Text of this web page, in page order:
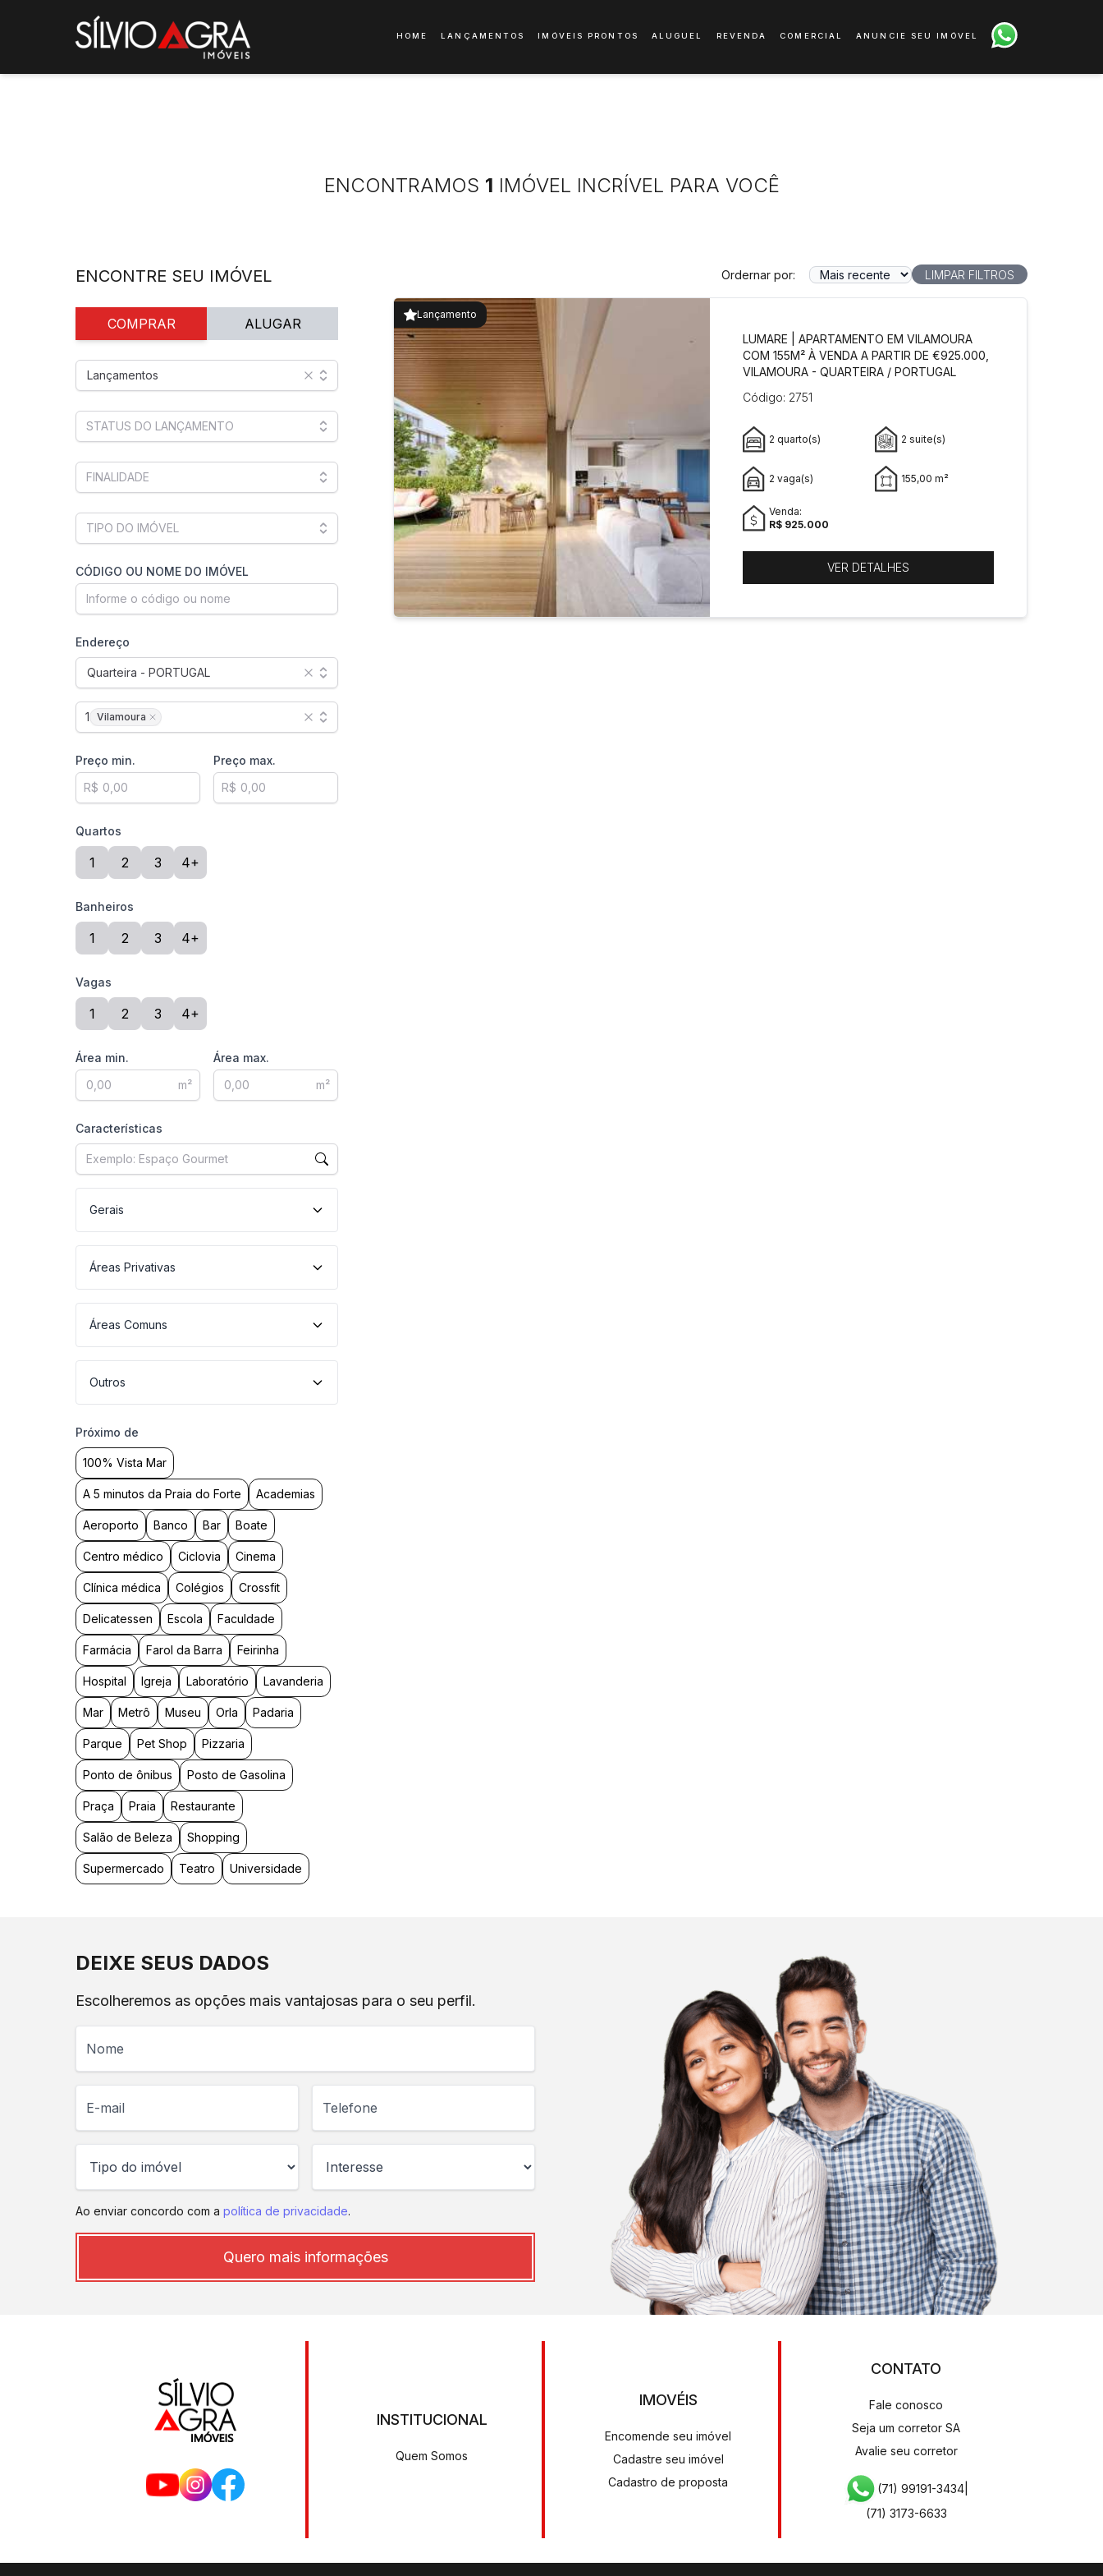
HOME LANÇAMENTOS IMÓVEIS PRONTOS ALUGUEL REVENDA COMERCIAL ANUNCIE SEU IMÓVEL
ENCONTRAMOS 1 IMÓVEL INCRÍVEL PARA VOCÊ
ENCONTRE SEU IMÓVEL
COMPRAR ALUGAR
Lançamentos
CÓDIGO OU NOME DO IMÓVEL
Endereço
Quarteira - PORTUGAL
1 Vilamoura
Preço min.
R$
Preço max.
R$
Quartos
1 2 3 4+
Banheiros
1 2 3 4+
Vagas
1 2 3 4+
Área min.
m²
Área max.
m²
Características
Gerais
Áreas Privativas
Áreas Comuns
Outros
Próximo de
100% Vista Mar
A 5 minutos da Praia do Forte Academias
Aeroporto Banco Bar Boate
Centro médico Ciclovia Cinema
Clínica médica Colégios Crossfit
Delicatessen Escola Faculdade
Farmácia Farol da Barra Feirinha
Hospital Igreja Laboratório Lavanderia
Mar Metrô Museu Orla Padaria
Parque Pet Shop Pizzaria
Ponto de ônibus Posto de Gasolina
Praça Praia Restaurante
Salão de Beleza Shopping
Supermercado Teatro Universidade
Ordernar por: LIMPAR FILTROS
Lançamento
LUMARE | APARTAMENTO EM VILAMOURA
COM 155M² À VENDA A PARTIR DE €925.000,
VILAMOURA - QUARTEIRA / PORTUGAL
Código: 2751
2 quarto(s) 2 suite(s)
2 vaga(s) 155,00 m²
Venda:
R$ 925.000
VER DETALHES
DEIXE SEUS DADOS
Escolheremos as opções mais vantajosas para o seu perfil.
Ao enviar concordo com a política de privacidade.
Quero mais informações
INSTITUCIONAL
Quem Somos
IMOVÉIS
Encomende seu imóvel
Cadastre seu imóvel
Cadastro de proposta
CONTATO
Fale conosco
Seja um corretor SA
Avalie seu corretor
(71) 99191-3434|
(71) 3173-6633